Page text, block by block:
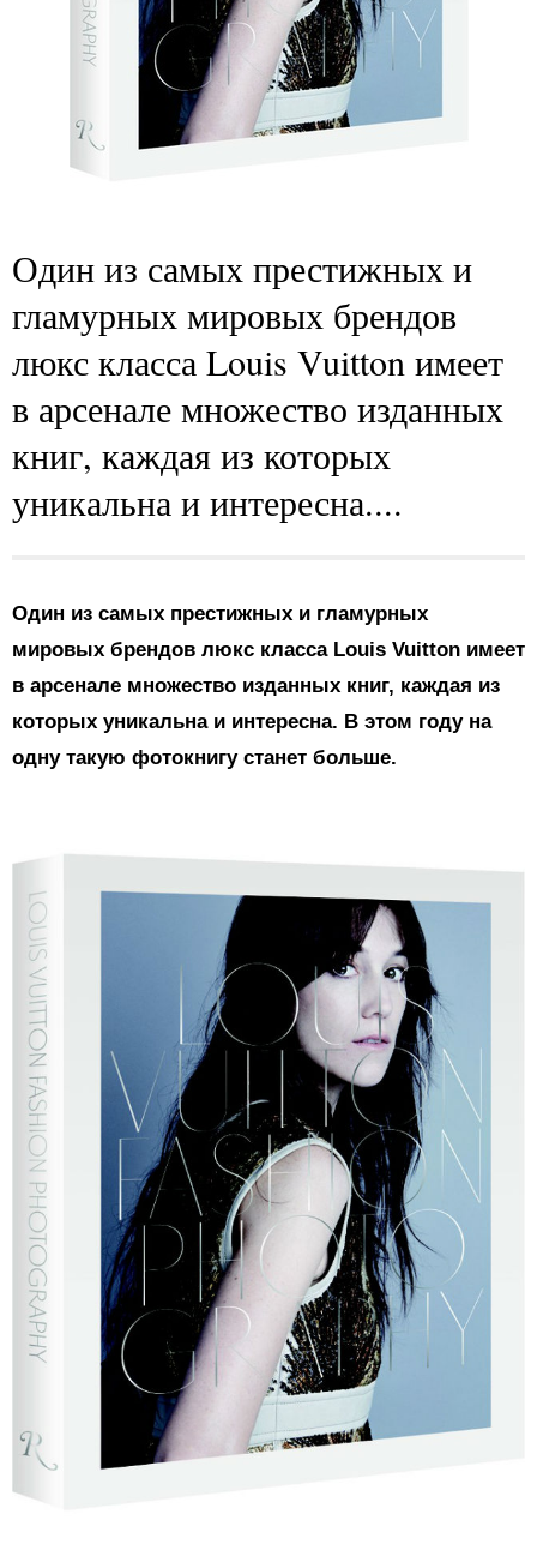
Один из самых престижных и
гламурных мировых брендов
люкс класса Louis Vuitton имеет
в арсенале множество изданных
книг, каждая из которых
уникальна и интересна....
Один из самых престижных и гламурных
мировых брендов люкс класса Louis Vuitton имеет
в арсенале множество изданных книг, каждая из
которых уникальна и интересна. В этом году на
одну такую фотокнигу станет больше.